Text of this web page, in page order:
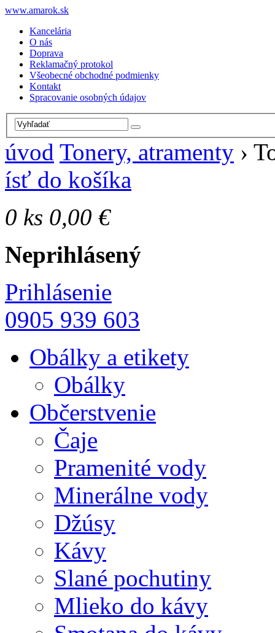
www.amarok.sk
Kancelária
O nás
Doprava
Reklamačný protokol
Všeobecné obchodné podmienky
Kontakt
Spracovanie osobných údajov
úvod Tonery, atramenty ›
ísť do košíka
0 ks 0,00 €
Neprihlásený
Prihlásenie
0905 939 603
Obálky a etikety
Obálky
Občerstvenie
Čaje
Pramenité vody
Minerálne vody
Džúsy
Kávy
Slané pochutiny
Mlieko do kávy